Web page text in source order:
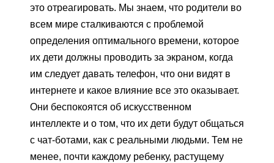
это отреагировать. Мы знаем, что родители во
всем мире сталкиваются с проблемой
определения оптимального времени, которое
их дети должны проводить за экраном, когда
им следует давать телефон, что они видят в
интернете и какое влияние все это оказывает.
Они беспокоятся об искусственном
интеллекте и о том, что их дети будут общаться
с чат-ботами, как с реальными людьми. Тем не
менее, почти каждому ребенку, растущему